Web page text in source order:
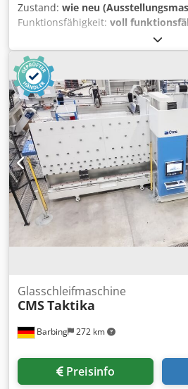
Zustand: wie neu
Funktionsfähigkeit: voll
Automatische vertikale Trocken-
über insgesamt 8 Schleifscheiben
Csdpfx Abowd Ihqeyoha Max.
Bearbeitbare Glasdicke: 4-22 mm
4.500 mm Stand-Alone oder
Extrem einfach zu bedienen und
Barbing 272 km
Glasschleifmaschine
CMSTaktika
Preisinfo